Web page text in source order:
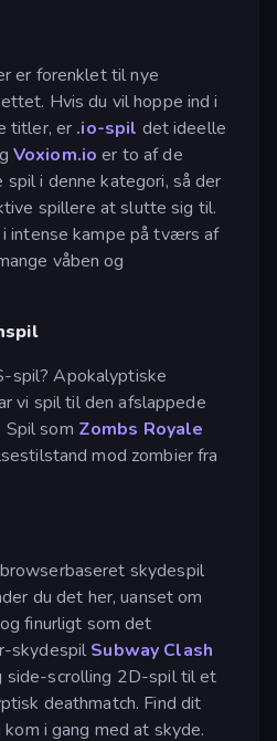
er forenklet til nye
Hvis du vil hoppe ind i
titler, er .io-spil det ideelle
Voxiom.io er to af de
i denne kategori, så der
spillere at slutte sig til.
intense kampe på tværs af
våben og
spil? Apokalyptiske
vi spil til den afslappede
Spil som Zombs Royale
mod zombier fra
skydespil
du det her, uanset om
finurligt som det
skydespil Subway Clash
side-scrolling 2D-spil til et
deathmatch. Find dit
i gang med at skyde.